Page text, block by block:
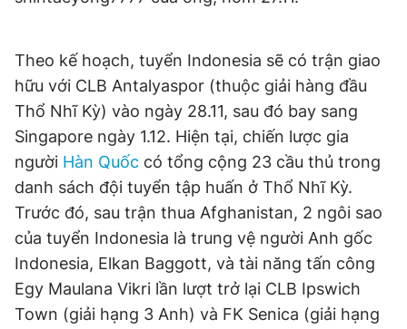
Theo kế hoạch, tuyển Indonesia sẽ có trận giao
hữu với CLB Antalyaspor (thuộc giải hàng đầu
Thổ Nhĩ Kỳ) vào ngày 28.11, sau đó bay sang
Singapore ngày 1.12. Hiện tại, chiến lược gia
người Hàn Quốc có tổng cộng 23 cầu thủ trong
danh sách đội tuyển tập huấn ở Thổ Nhĩ Kỳ.
Trước đó, sau trận thua Afghanistan, 2 ngôi sao
của tuyển Indonesia là trung vệ người Anh gốc
Indonesia, Elkan Baggott, và tài năng tấn công
Egy Maulana Vikri lần lượt trở lại CLB Ipswich
Town (giải hạng 3 Anh) và FK Senica (giải hạng